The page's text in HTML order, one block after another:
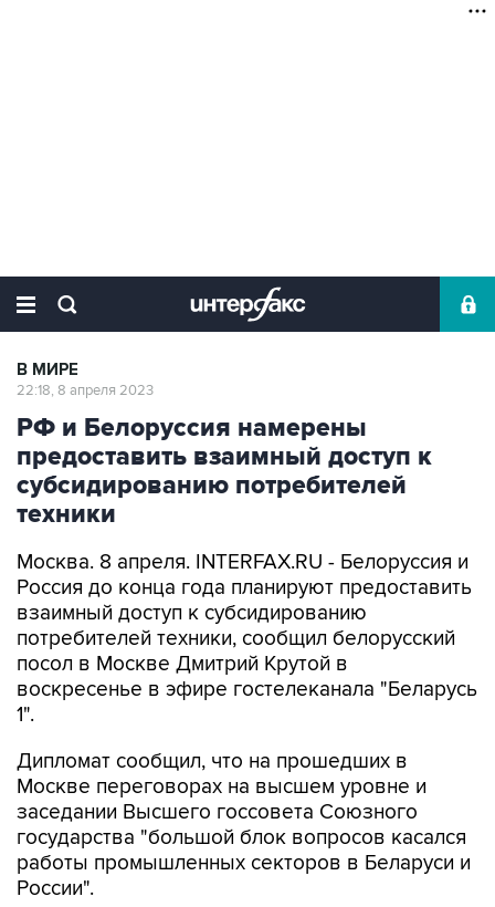
В МИРЕ
22:18, 8 апреля 2023
РФ и Белоруссия намерены
предоставить взаимный доступ к
субсидированию потребителей
техники
Москва. 8 апреля. INTERFAX.RU - Белоруссия и
Россия до конца года планируют предоставить
взаимный доступ к субсидированию
потребителей техники, сообщил белорусский
посол в Москве Дмитрий Крутой в
воскресенье в эфире гостелеканала "Беларусь
1".
Дипломат сообщил, что на прошедших в
Москве переговорах на высшем уровне и
заседании Высшего госсовета Союзного
государства "большой блок вопросов касался
работы промышленных секторов в Беларуси и
России".